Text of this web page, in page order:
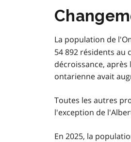
La population de
54 892 résidents
décroissance,
ontarienne avait
Toutes les autres
l'exception de
En 2025, la